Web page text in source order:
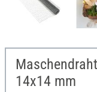
14x14 mm